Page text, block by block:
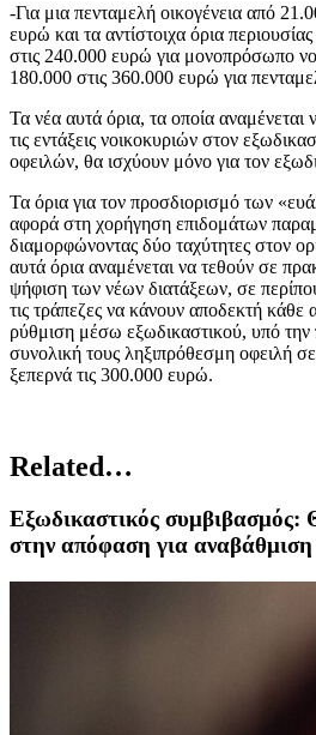
-Για μια πενταμελή οικογένεια από
ευρώ και τα αντίστοιχα όρια
στις 240.000 ευρώ για μονοπρόσωπο
180.000 στις 360.000 ευρώ για
Τα νέα αυτά όρια, τα οποία
τις εντάξεις νοικοκυριών στον
οφειλών, θα ισχύουν μόνο για τον
Τα όρια για τον προσδιορισμό των
αφορά στη χορήγηση επιδομάτων
διαμορφώνοντας δύο ταχύτητες στον
αυτά όρια αναμένεται να τεθούν σε
ψήφιση των νέων διατάξεων, σε
τις τράπεζες να κάνουν αποδεκτή κάθε
ρύθμιση μέσω εξωδικαστικού, υπό την
συνολική τους ληξιπρόθεσμη οφειλή
ξεπερνά τις 300.000 ευρώ.
Related…
Εξωδικαστικός συμβιβασμός:
στην απόφαση για αναβάθμιση